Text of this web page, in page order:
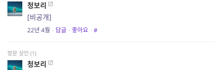
청보리
[비공개]
22년 4월 · 답글 · 좋아요 · #
방문 상인 (1)
청보리